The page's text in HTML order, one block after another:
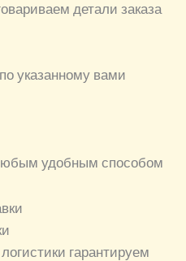
детали заказа
указанному вами
удобным способом
гарантируем